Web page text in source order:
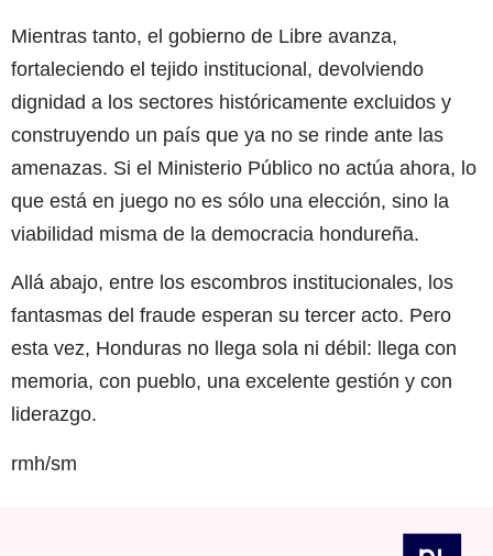
Mientras tanto, el gobierno de Libre avanza,
fortaleciendo el tejido institucional, devolviendo
dignidad a los sectores históricamente excluidos y
construyendo un país que ya no se rinde ante las
amenazas. Si el Ministerio Público no actúa ahora, lo
que está en juego no es sólo una elección, sino la
viabilidad misma de la democracia hondureña.
Allá abajo, entre los escombros institucionales, los
fantasmas del fraude esperan su tercer acto. Pero
esta vez, Honduras no llega sola ni débil: llega con
memoria, con pueblo, una excelente gestión y con
liderazgo.
rmh/sm